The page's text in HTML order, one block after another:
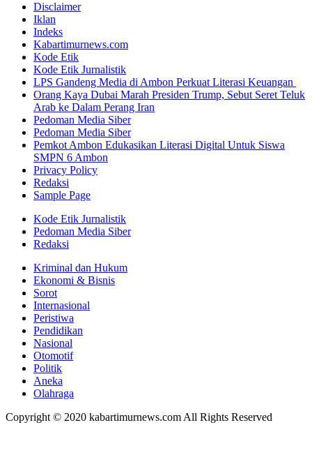
Disclaimer
Iklan
Indeks
Kabartimurnews.com
Kode Etik
Kode Etik Jurnalistik
LPS Gandeng Media di Ambon Perkuat Literasi Keuangan
Orang Kaya Dubai Marah Presiden Trump, Sebut Seret Teluk
Arab ke Dalam Perang Iran
Pedoman Media Siber
Pedoman Media Siber
Pemkot Ambon Edukasikan Literasi Digital Untuk Siswa
SMPN 6 Ambon
Privacy Policy
Redaksi
Sample Page
Kode Etik Jurnalistik
Pedoman Media Siber
Redaksi
Kriminal dan Hukum
Ekonomi & Bisnis
Sorot
Internasional
Peristiwa
Pendidikan
Nasional
Otomotif
Politik
Aneka
Olahraga
Copyright © 2020 kabartimurnews.com All Rights Reserved